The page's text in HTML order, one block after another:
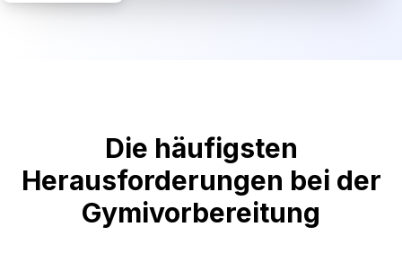
Die häufigsten
Herausforderungen bei der
Gymivorbereitung